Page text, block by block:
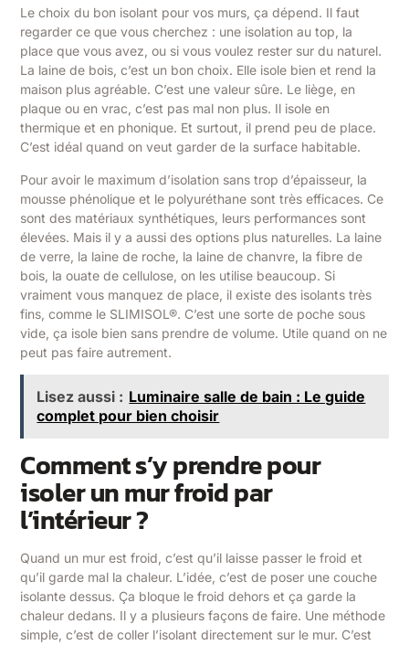
Le choix du bon isolant pour vos murs, ça dépend. Il faut
regarder ce que vous cherchez : une isolation au top, la
place que vous avez, ou si vous voulez rester sur du naturel.
La laine de bois, c’est un bon choix. Elle isole bien et rend la
maison plus agréable. C’est une valeur sûre. Le liège, en
plaque ou en vrac, c’est pas mal non plus. Il isole en
thermique et en phonique. Et surtout, il prend peu de place.
C’est idéal quand on veut garder de la surface habitable.
Pour avoir le maximum d’isolation sans trop d’épaisseur, la
mousse phénolique et le polyuréthane sont très efficaces. Ce
sont des matériaux synthétiques, leurs performances sont
élevées. Mais il y a aussi des options plus naturelles. La laine
de verre, la laine de roche, la laine de chanvre, la fibre de
bois, la ouate de cellulose, on les utilise beaucoup. Si
vraiment vous manquez de place, il existe des isolants très
fins, comme le SLIMISOL®. C’est une sorte de poche sous
vide, ça isole bien sans prendre de volume. Utile quand on ne
peut pas faire autrement.
Lisez aussi : Luminaire salle de bain : Le guide
complet pour bien choisir
Comment s’y prendre pour
isoler un mur froid par
l’intérieur ?
Quand un mur est froid, c’est qu’il laisse passer le froid et
qu’il garde mal la chaleur. L’idée, c’est de poser une couche
isolante dessus. Ça bloque le froid dehors et ça garde la
chaleur dedans. Il y a plusieurs façons de faire. Une méthode
simple, c’est de coller l’isolant directement sur le mur. C’est